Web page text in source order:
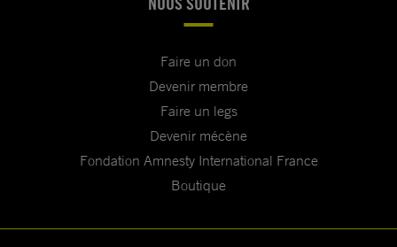
Faire un don
Devenir membre
Faire un legs
Devenir mécène
Fondation Amnesty International France
Boutique